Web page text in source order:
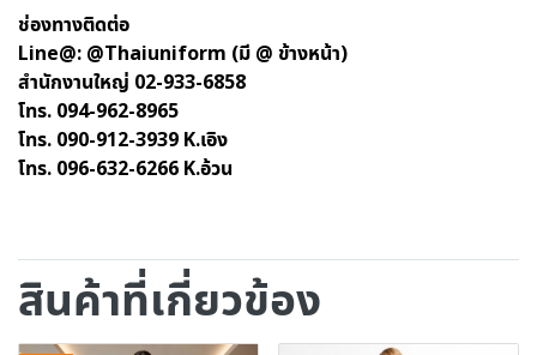
ช่องทางติดต่อ
Line@: @Thaiuniform (มี @ ข้างหน้า)
สำนักงานใหญ่ 02-933-6858
โทร. 094-962-8965
โทร. 090-912-3939 K.เอิง
โทร. 096-632-6266 K.อ้วน
สินค้าที่เกี่ยวข้อง